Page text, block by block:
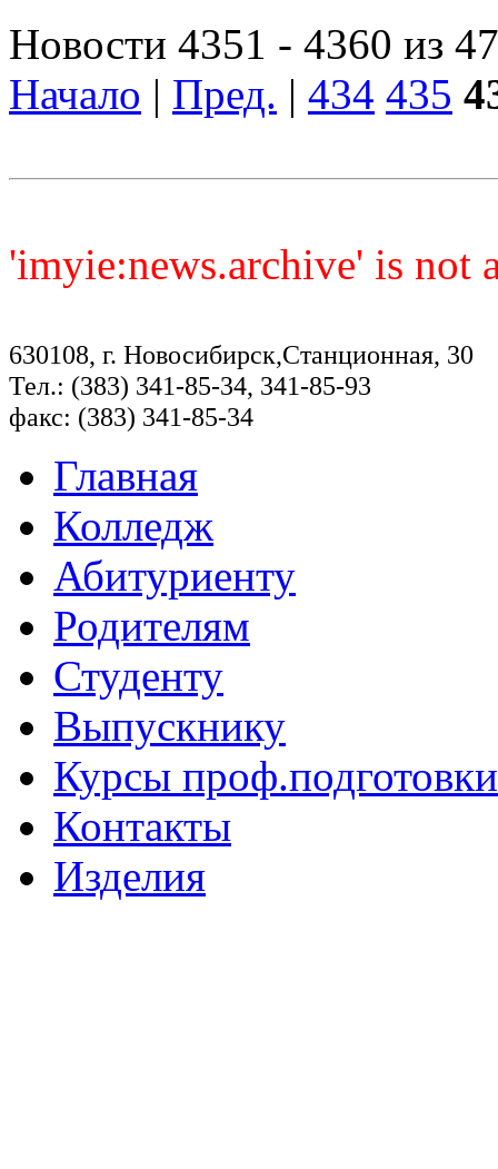
Новости 4351 - 4360 из
Начало | Пред. | 434 435
'imyie:news.archive' is not
630108, г. Новосибирск,Станционная, 30
Тел.: (383) 341-85-34, 341-85-93
факс: (383) 341-85-34
Главная
Колледж
Абитуриенту
Родителям
Студенту
Выпускнику
Курсы проф.подготовки
Контакты
Изделия